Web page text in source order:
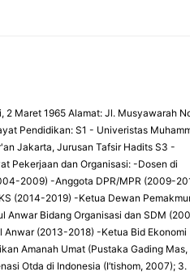
2 Maret 1965 Alamat: Jl. Musyawarah
Pendidikan: S1 - Univeristas
Jakarta, Jurusan Tafsir Hadits S3 -
Pekerjaan dan Organisasi: -Dosen di
2009) -Anggota DPR/MPR (2009-
(2014-2019) -Ketua Dewan
Anwar Bidang Organisasi dan SDM
(2013-2018) -Ketua Bid Ekonomi
Amanah Umat (Pustaka Gading Mas,
Otda di Indonesia (I’tishom, 2007); 3.